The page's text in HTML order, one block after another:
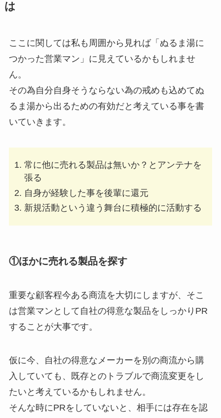
は
ここに関しては私も周囲から見れば「ぬるま湯に
つかった営業マン」に見えているかもしれませ
ん。
その為自分自身そうならない為の戒めも込めてぬ
るま湯から出るための有効だと考えている事を書
いていきます。
常に他に売れる製品は無いか？とアンテナを
張る
自身が経験した事を後輩に還元
新規活動という違う舞台に積極的に活動する
①ほかに売れる製品を探す
重要な顧客程今ある商流を大切にしますが、そこ
は営業マンとして自社の得意な製品をしっかりPR
することが大事です。
仮に今、自社の得意なメーカーを別の商流から購
入していても、既存とのトラブルで商流変更をし
たいと考えているかもしれません。
そんな時にPRをしていないと、相手には存在を認